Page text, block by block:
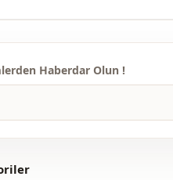
Si̇luet / form
Sti̇l
Dokuma ti̇pi̇
Haberdar Olun !